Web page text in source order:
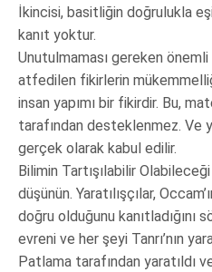
İkincisi, basitliğin doğrulukla
kanıt yoktur.
Unutulmaması gereken
atfedilen fikirlerin
insan yapımı bir fikirdir. Bu,
tarafından desteklenmez. Ve
gerçek olarak kabul edilir.
Bilimin Tartışılabilir
düşünün. Yaratılışçılar,
doğru olduğunu kanıtladığını
evreni ve her şeyi Tanrı’nın
Patlama tarafından yaratıldı